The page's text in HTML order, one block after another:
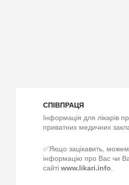
СПІВПРАЦЯ
Інформація для лікарів
приватних медичних
✅Якщо зацікавить,
інформацію про Вас чи
сайті www.likari.info